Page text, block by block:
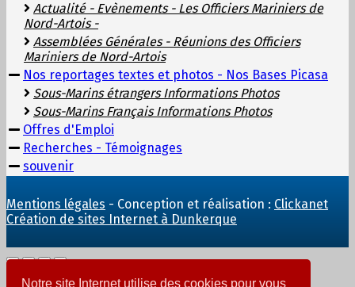
Notre site Internet utilise des cookies pour vous
Actualité - Evènements - Les Officiers Mariniers de
Nord-Artois -
Assemblées Générales - Réunions des Officiers
Mariniers de Nord-Artois
Nos reportages textes et photos - Nos Bases Picasa
Sous-Marins étrangers Informations Photos
Sous-Marins Français Informations Photos
Offres d'Emploi
Recherches - Témoignages
souvenir
Mentions légales - Conception et réalisation : Clickanet
Création de sites Internet à Dunkerque